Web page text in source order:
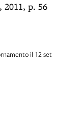
2011, p. 56
il 12 set